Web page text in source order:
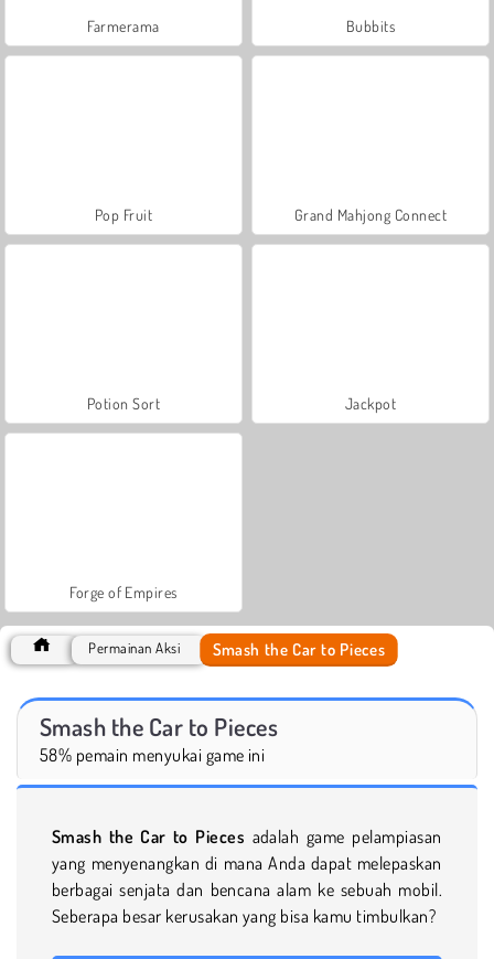
Farmerama Bubbits
Pop Fruit Grand Mahjong Connect
Potion Sort Jackpot
Forge of Empires
Permainan Aksi Smash the Car to Pieces
Smash the Car to Pieces
58% pemain menyukai game ini
Smash the Car to Pieces adalah game pelampiasan
yang menyenangkan di mana Anda dapat melepaskan
berbagai senjata dan bencana alam ke sebuah mobil.
Seberapa besar kerusakan yang bisa kamu timbulkan?